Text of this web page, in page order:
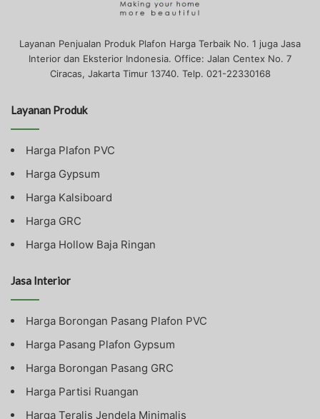
Layanan Penjualan Produk Plafon Harga Terbaik No. 1 juga Jasa
Interior dan Eksterior Indonesia. Office: Jalan Centex No. 7
Ciracas, Jakarta Timur 13740. Telp. 021-22330168
Layanan Produk
Harga Plafon PVC
Harga Gypsum
Harga Kalsiboard
Harga GRC
Harga Hollow Baja Ringan
Jasa Interior
Harga Borongan Pasang Plafon PVC
Harga Pasang Plafon Gypsum
Harga Borongan Pasang GRC
Harga Partisi Ruangan
Harga Teralis Jendela Minimalis